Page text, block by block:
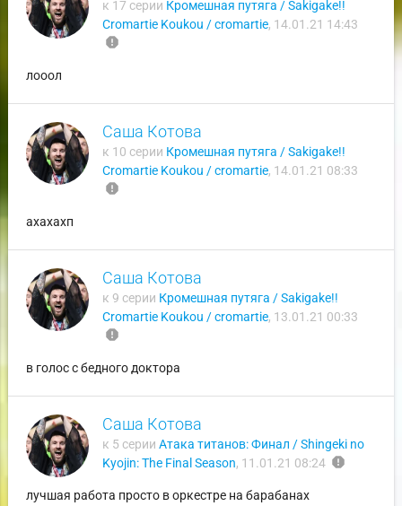
к 17 серии Кромешная путяга / Sakigake!!
Cromartie Koukou / cromartie, 14.01.21 14:43
report
лооол
Саша Котова
к 10 серии Кромешная путяга / Sakigake!!
Cromartie Koukou / cromartie, 14.01.21 08:33
report
ахахахп
Саша Котова
к 9 серии Кромешная путяга / Sakigake!!
Cromartie Koukou / cromartie, 13.01.21 00:33
report
в голос с бедного доктора
Саша Котова
к 5 серии Атака титанов: Финал / Shingeki no
Kyojin: The Final Season, 11.01.21 08:24 report
лучшая работа просто в оркестре на барабанах